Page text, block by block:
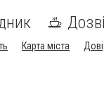
Карта міста